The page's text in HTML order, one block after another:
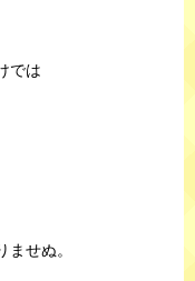
では
せぬ。